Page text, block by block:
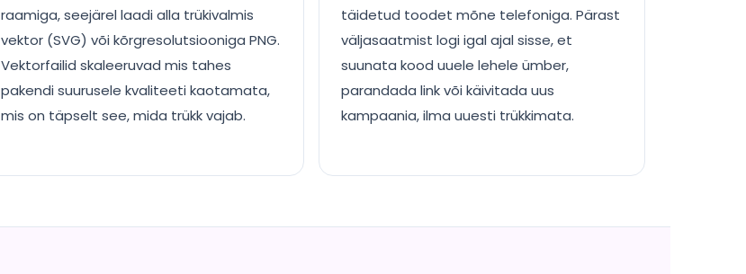
raamiga, seejärel laadi alla trükivalmis
vektor (SVG) või kõrgresolutsiooniga PNG.
Vektorfailid skaleeruvad mis tahes
pakendi suurusele kvaliteeti kaotamata,
mis on täpselt see, mida trükk vajab.
täidetud toodet mõne telefoniga. Pärast
väljasaatmist logi igal ajal sisse, et
suunata kood uuele lehele ümber,
parandada link või käivitada uus
kampaania, ilma uuesti trükkimata.